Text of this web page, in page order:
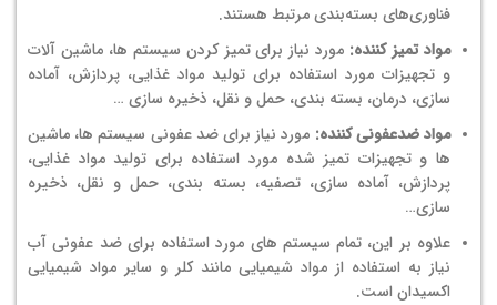
فناوری‌های بسته‌بندی مرتبط هستند.
مواد تمیز کننده: مورد نیاز برای تمیز کردن سیستم ها، ماشین آلات
و تجهیزات مورد استفاده برای تولید مواد غذایی، پردازش، آماده
سازی، درمان، بسته بندی، حمل و نقل، ذخیره سازی …
مواد ضدعفونی کننده: مورد نیاز برای ضد عفونی سیستم ها، ماشین
ها و تجهیزات تمیز شده مورد استفاده برای تولید مواد غذایی،
پردازش، آماده سازی، تصفیه، بسته بندی، حمل و نقل، ذخیره
سازی…
علاوه بر این، تمام سیستم های مورد استفاده برای ضد عفونی آب
نیاز به استفاده از مواد شیمیایی مانند کلر و سایر مواد شیمیایی
اکسیدان است.